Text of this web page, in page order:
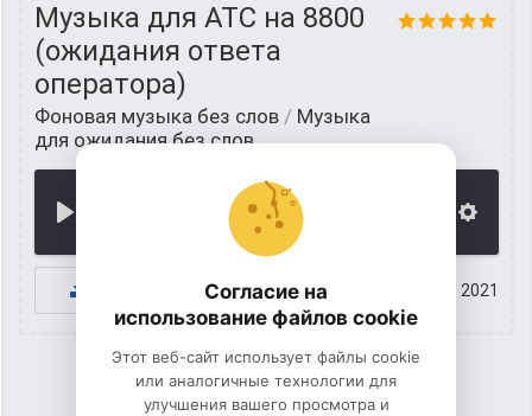
Музыка для АТС на 8800
(ожидания ответа
оператора)
Фоновая музыка без слов / Музыка
для ожидания без слов
К СКАЧИВАНИЮ 03 август 2021
Согласие на
использование файлов cookie
Этот веб-сайт использует файлы cookie
или аналогичные технологии для
улучшения вашего просмотра и